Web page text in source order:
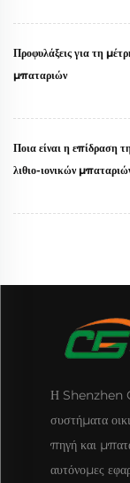
Προφυλάξεις για τη
μπαταριών
Ποια είναι η επίδραση
λιθιο-ιονικών
Η Shenzhen
συστήματα
πηγή και
αυτόνομες